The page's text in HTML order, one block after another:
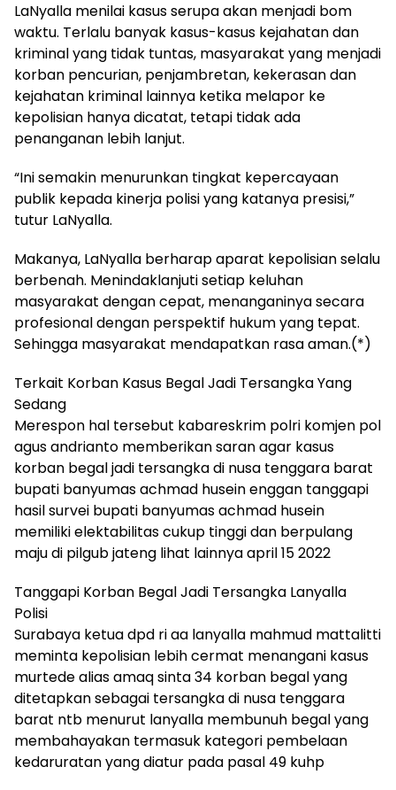
LaNyalla menilai kasus serupa akan menjadi bom
waktu. Terlalu banyak kasus-kasus kejahatan dan
kriminal yang tidak tuntas, masyarakat yang menjadi
korban pencurian, penjambretan, kekerasan dan
kejahatan kriminal lainnya ketika melapor ke
kepolisian hanya dicatat, tetapi tidak ada
penanganan lebih lanjut.
“Ini semakin menurunkan tingkat kepercayaan
publik kepada kinerja polisi yang katanya presisi,”
tutur LaNyalla.
Makanya, LaNyalla berharap aparat kepolisian selalu
berbenah. Menindaklanjuti setiap keluhan
masyarakat dengan cepat, menanganinya secara
profesional dengan perspektif hukum yang tepat.
Sehingga masyarakat mendapatkan rasa aman.(*)
Terkait Korban Kasus Begal Jadi Tersangka Yang
Sedang
Merespon hal tersebut kabareskrim polri komjen pol
agus andrianto memberikan saran agar kasus
korban begal jadi tersangka di nusa tenggara barat
bupati banyumas achmad husein enggan tanggapi
hasil survei bupati banyumas achmad husein
memiliki elektabilitas cukup tinggi dan berpulang
maju di pilgub jateng lihat lainnya april 15 2022
Tanggapi Korban Begal Jadi Tersangka Lanyalla
Polisi
Surabaya ketua dpd ri aa lanyalla mahmud mattalitti
meminta kepolisian lebih cermat menangani kasus
murtede alias amaq sinta 34 korban begal yang
ditetapkan sebagai tersangka di nusa tenggara
barat ntb menurut lanyalla membunuh begal yang
membahayakan termasuk kategori pembelaan
kedaruratan yang diatur pada pasal 49 kuhp